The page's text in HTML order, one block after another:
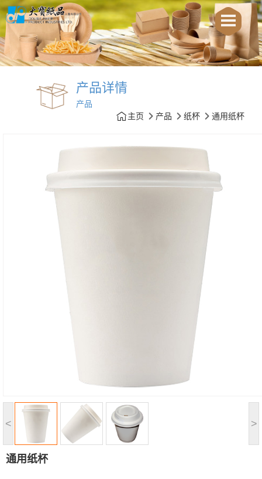
产品详情
产品
主页
产品 纸杯 通用纸杯
< >
通用纸杯